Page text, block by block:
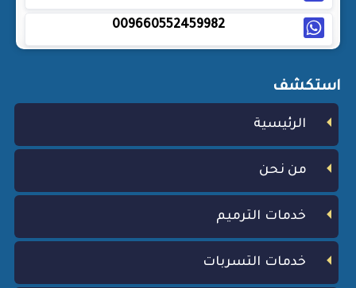
009660552459982
استكشف
الرئيسية
من نحن
خدمات الترميم
خدمات التسربات